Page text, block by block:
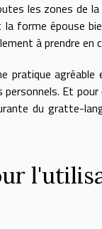
les zones de
forme épouse
à prendre
pratique
Et
du gratte-